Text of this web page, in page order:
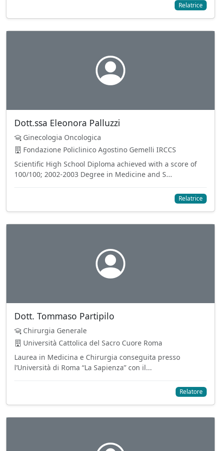
Relatrice
Dott.ssa Eleonora Palluzzi
Ginecologia Oncologica
Fondazione Policlinico Agostino Gemelli IRCCS
Scientific High School Diploma achieved with a score of
100/100; 2002-2003 Degree in Medicine and S...
Relatrice
Dott. Tommaso Partipilo
Chirurgia Generale
Università Cattolica del Sacro Cuore Roma
Laurea in Medicina e Chirurgia conseguita presso
l’Università di Roma “La Sapienza” con il...
Relatore